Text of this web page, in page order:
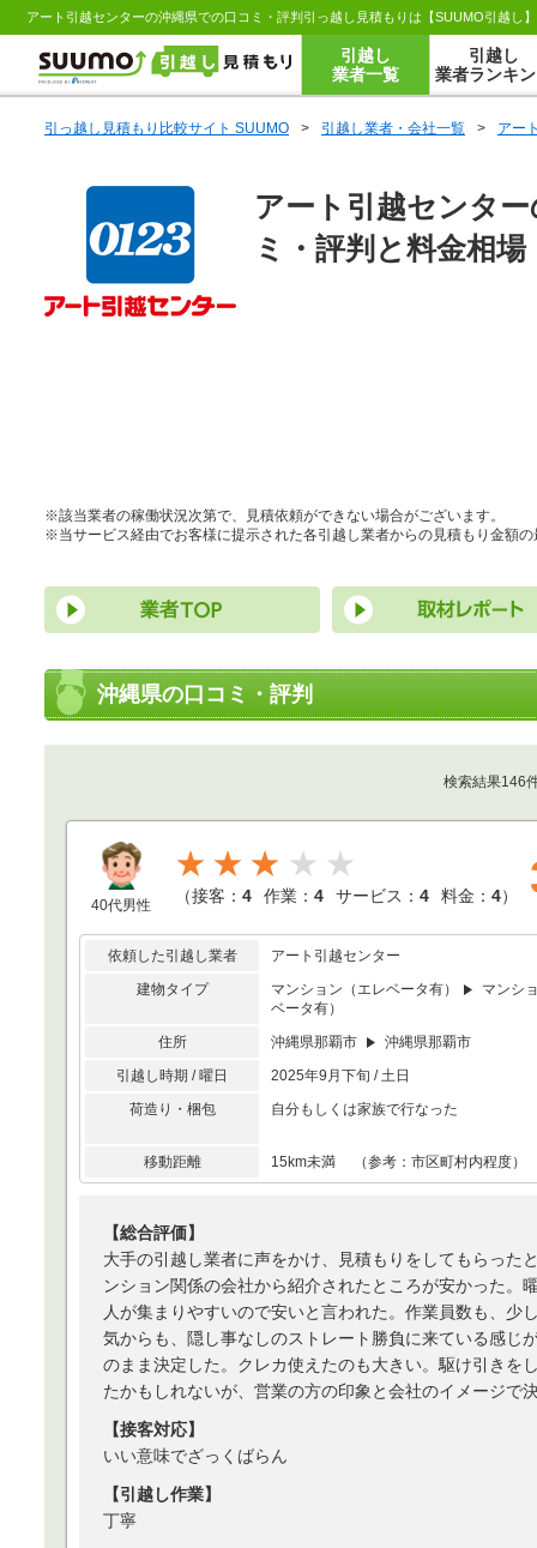
アート引越センターの沖縄県での口コミ・評判引っ越し見積もりは【SUUMO引越し
引越し
業者一覧
引越し
業者ランキ
引っ越し見積もり比較サイト SUUMO > 引越し業者・会社一覧 > アー
アート引越センタ
ミ・評判と料金相場
※該当業者の稼働状況次第で、見積依頼ができない場合がございます。
※当サービス経由でお客様に提示された各引越し業者からの見積もり金額
沖縄県の口コミ・評判
検索結果146
40代男性
★★★
（接客： 4 作業： 4 サービス： 4 料金： 4）
依頼した引越し業者
アート引越センター
建物タイプ
マンション（エレベータ有）
マンシ
ベータ有）
住所
沖縄県那覇市
沖縄県那覇市
引越し時期 / 曜日
2025年9月下旬 / 土日
荷造り・梱包
自分もしくは家族で行なった
移動距離 15km未満 （参考：市区町村内程度）
【総合評価】
大手の引越し業者に声をかけ、見積もりをしてもらった
ンション関係の会社から紹介されたところが安かった
人が集まりやすいので安いと言われた。作業員数も、
気からも、隠し事なしのストレート勝負に来ている感じ
のまま決定した。クレカ使えたのも大きい。駆け引きを
たかもしれないが、営業の方の印象と会社のイメージで
【接客対応】
いい意味でざっくばらん
【引越し作業】
丁寧